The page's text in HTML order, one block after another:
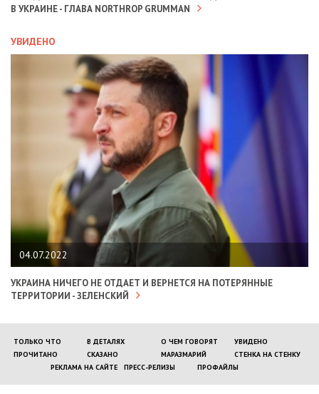
В УКРАИНЕ - ГЛАВА NORTHROP GRUMMAN
УВИДЕНО
04.07.2022
УКРАИНА НИЧЕГО НЕ ОТДАЕТ И ВЕРНЕТСЯ НА ПОТЕРЯННЫЕ
ТЕРРИТОРИИ - ЗЕЛЕНСКИЙ
ТОЛЬКО ЧТО В ДЕТАЛЯХ О ЧЕМ ГОВОРЯТ
УВИДЕНО
ПРОЧИТАНО
СКАЗАНО МАРАЗМАРИЙ
СТЕНКА НА СТЕНКУ
РЕКЛАМА НА САЙТЕ
ПРЕСС-РЕЛИЗЫ ПРОФАЙЛЫ